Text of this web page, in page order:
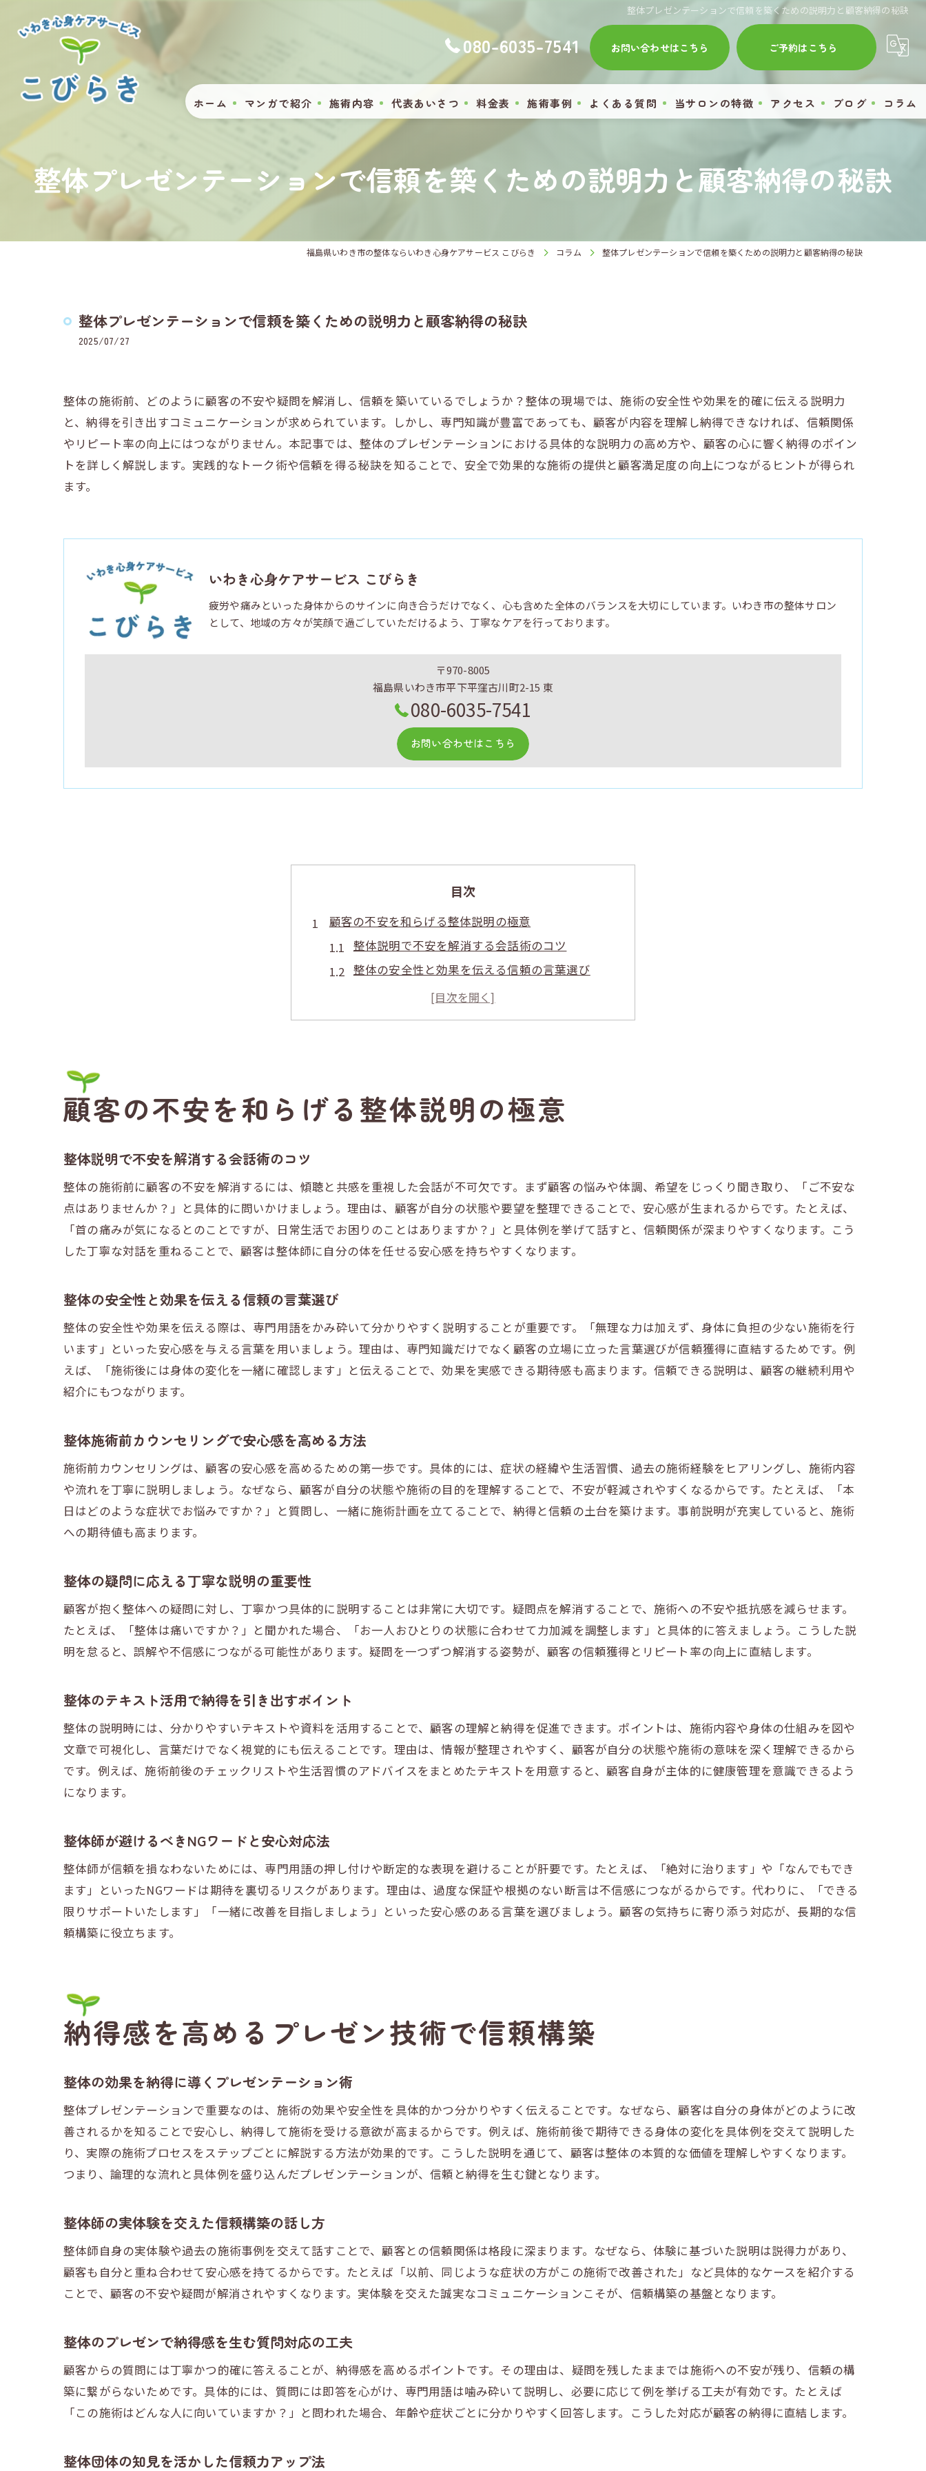
整体プレゼンテーションで信頼を築くための説明力と顧客納得の秘訣
080-6035-7541 お問い合わせはこちら ご予約はこちら
ホーム マンガで紹介 施術内容 代表あいさつ 料金表 施術事例 よくある質問 当サロンの特徴
腰痛
首
アクセス ブログ コラム
整体プレゼンテーションで信頼を築くための説明力と顧客納得の秘訣
福島県いわき市の整体ならいわき心身ケアサービス こびらき コラム 整体プレゼンテーションで信頼を築くための説明力と顧客納得の秘訣
整体プレゼンテーションで信頼を築くための説明力と顧客納得の秘訣
2025/07/27
整体の施術前、どのように顧客の不安や疑問を解消し、信頼を築いているでしょうか？整体の現場では、施術の安全性や効果を的確に伝える説明力
と、納得を引き出すコミュニケーションが求められています。しかし、専門知識が豊富であっても、顧客が内容を理解し納得できなければ、信頼関係
やリピート率の向上にはつながりません。本記事では、整体のプレゼンテーションにおける具体的な説明力の高め方や、顧客の心に響く納得のポイン
トを詳しく解説します。実践的なトーク術や信頼を得る秘訣を知ることで、安全で効果的な施術の提供と顧客満足度の向上につながるヒントが得られ
ます。
いわき心身ケアサービス こびらき
疲労や痛みといった身体からのサインに向き合うだけでなく、心も含めた全体のバランスを大切にしています。いわき市の整体サロン
として、地域の方々が笑顔で過ごしていただけるよう、丁寧なケアを行っております。
〒970-8005
福島県いわき市平下平窪古川町2-15 東
080-6035-7541
お問い合わせはこちら
目次
顧客の不安を和らげる整体説明の極意
整体説明で不安を解消する会話術のコツ
整体の安全性と効果を伝える信頼の言葉選び
整体施術前カウンセリングで安心感を高める方法
整体の疑問に応える丁寧な説明の重要性
整体の効果を納得に導くプレゼンテーション術
整体団体の知見を活かした信頼力アップ法
整体のプレゼン教材選びで説明力を強化
整体説明に必要な誠実な情報提供のポイント
整体師が実践したい説明力アップ法とは
整体説明で使える事例と具体的トーク例
整体セラピスト独学でも学べる説明の工夫
整体のリピート率を高める納得の伝え方
整体施術前のヒアリングで顧客安心を実現
整体後のフォローで信頼関係を深める対応法
整体で何を話せばよいか迷わない会話術
整体の年収や独立の可能性を分かりやすく解説
整体師の働き方改革を提案する話し方の工夫
独立を目指す整体師必見のプレゼンスキル
整体年収アップに繋がるプレゼンテーション
整体師独立のための納得感ある自己PR法
整体業界で選ばれるための説明力強化ポイント
整体団体の知見を取り入れた利益提案方法
顧客満足度が上がる説明と納得のポイント
整体説明で顧客満足度を高める実践術
整体の納得を生む分かりやすい説明ポイント
整体施術前後の対応で信頼と満足度を向上
整体に求められる説明力と納得の極意
顧客の不安を和らげる整体説明の極意
整体説明で不安を解消する会話術のコツ
整体の施術前に顧客の不安を解消するには、傾聴と共感を重視した会話が不可欠です。まず顧客の悩みや体調、希望をじっくり聞き取り、「ご不安な
点はありませんか？」と具体的に問いかけましょう。理由は、顧客が自分の状態や要望を整理できることで、安心感が生まれるからです。たとえば、
「首の痛みが気になるとのことですが、日常生活でお困りのことはありますか？」と具体例を挙げて話すと、信頼関係が深まりやすくなります。こう
した丁寧な対話を重ねることで、顧客は整体師に自分の体を任せる安心感を持ちやすくなります。
整体の安全性と効果を伝える信頼の言葉選び
整体の安全性や効果を伝える際は、専門用語をかみ砕いて分かりやすく説明することが重要です。「無理な力は加えず、身体に負担の少ない施術を行
います」といった安心感を与える言葉を用いましょう。理由は、専門知識だけでなく顧客の立場に立った言葉選びが信頼獲得に直結するためです。例
えば、「施術後には身体の変化を一緒に確認します」と伝えることで、効果を実感できる期待感も高まります。信頼できる説明は、顧客の継続利用や
紹介にもつながります。
整体施術前カウンセリングで安心感を高める方法
施術前カウンセリングは、顧客の安心感を高めるための第一歩です。具体的には、症状の経緯や生活習慣、過去の施術経験をヒアリングし、施術内容
や流れを丁寧に説明しましょう。なぜなら、顧客が自分の状態や施術の目的を理解することで、不安が軽減されやすくなるからです。たとえば、「本
日はどのような症状でお悩みですか？」と質問し、一緒に施術計画を立てることで、納得と信頼の土台を築けます。事前説明が充実していると、施術
への期待値も高まります。
整体の疑問に応える丁寧な説明の重要性
顧客が抱く整体への疑問に対し、丁寧かつ具体的に説明することは非常に大切です。疑問点を解消することで、施術への不安や抵抗感を減らせます。
たとえば、「整体は痛いですか？」と聞かれた場合、「お一人おひとりの状態に合わせて力加減を調整します」と具体的に答えましょう。こうした説
明を怠ると、誤解や不信感につながる可能性があります。疑問を一つずつ解消する姿勢が、顧客の信頼獲得とリピート率の向上に直結します。
整体のテキスト活用で納得を引き出すポイント
整体の説明時には、分かりやすいテキストや資料を活用することで、顧客の理解と納得を促進できます。ポイントは、施術内容や身体の仕組みを図や
文章で可視化し、言葉だけでなく視覚的にも伝えることです。理由は、情報が整理されやすく、顧客が自分の状態や施術の意味を深く理解できるから
です。例えば、施術前後のチェックリストや生活習慣のアドバイスをまとめたテキストを用意すると、顧客自身が主体的に健康管理を意識できるよう
になります。
整体師が避けるべきNGワードと安心対応法
整体師が信頼を損なわないためには、専門用語の押し付けや断定的な表現を避けることが肝要です。たとえば、「絶対に治ります」や「なんでもでき
ます」といったNGワードは期待を裏切るリスクがあります。理由は、過度な保証や根拠のない断言は不信感につながるからです。代わりに、「できる
限りサポートいたします」「一緒に改善を目指しましょう」といった安心感のある言葉を選びましょう。顧客の気持ちに寄り添う対応が、長期的な信
頼構築に役立ちます。
納得感を高めるプレゼン技術で信頼構築
整体の効果を納得に導くプレゼンテーション術
整体プレゼンテーションで重要なのは、施術の効果や安全性を具体的かつ分かりやすく伝えることです。なぜなら、顧客は自分の身体がどのように改
善されるかを知ることで安心し、納得して施術を受ける意欲が高まるからです。例えば、施術前後で期待できる身体の変化を具体例を交えて説明した
り、実際の施術プロセスをステップごとに解説する方法が効果的です。こうした説明を通じて、顧客は整体の本質的な価値を理解しやすくなります。
つまり、論理的な流れと具体例を盛り込んだプレゼンテーションが、信頼と納得を生む鍵となります。
整体師の実体験を交えた信頼構築の話し方
整体師自身の実体験や過去の施術事例を交えて話すことで、顧客との信頼関係は格段に深まります。なぜなら、体験に基づいた説明は説得力があり、
顧客も自分と重ね合わせて安心感を持てるからです。たとえば「以前、同じような症状の方がこの施術で改善された」など具体的なケースを紹介する
ことで、顧客の不安や疑問が解消されやすくなります。実体験を交えた誠実なコミュニケーションこそが、信頼構築の基盤となります。
整体のプレゼンで納得感を生む質問対応の工夫
顧客からの質問には丁寧かつ的確に答えることが、納得感を高めるポイントです。その理由は、疑問を残したままでは施術への不安が残り、信頼の構
築に繋がらないためです。具体的には、質問には即答を心がけ、専門用語は噛み砕いて説明し、必要に応じて例を挙げる工夫が有効です。たとえば
「この施術はどんな人に向いていますか？」と問われた場合、年齢や症状ごとに分かりやすく回答します。こうした対応が顧客の納得に直結します。
整体団体の知見を活かした信頼力アップ法
ご予約はこちら
ご予約はこちら